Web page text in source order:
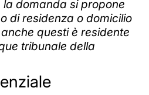
domanda si propone
di residenza o domicilio
questi è residente
tribunale della